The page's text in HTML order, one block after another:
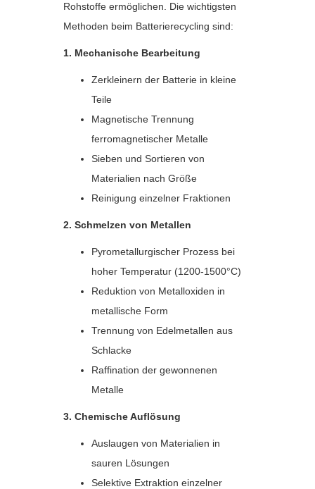
Rohstoffe ermöglichen. Die wichtigsten
Methoden beim Batterierecycling sind:
1. Mechanische Bearbeitung
Zerkleinern der Batterie in kleine
Teile
Magnetische Trennung
ferromagnetischer Metalle
Sieben und Sortieren von
Materialien nach Größe
Reinigung einzelner Fraktionen
2. Schmelzen von Metallen
Pyrometallurgischer Prozess bei
hoher Temperatur (1200-1500°C)
Reduktion von Metalloxiden in
metallische Form
Trennung von Edelmetallen aus
Schlacke
Raffination der gewonnenen
Metalle
3. Chemische Auflösung
Auslaugen von Materialien in
sauren Lösungen
Selektive Extraktion einzelner